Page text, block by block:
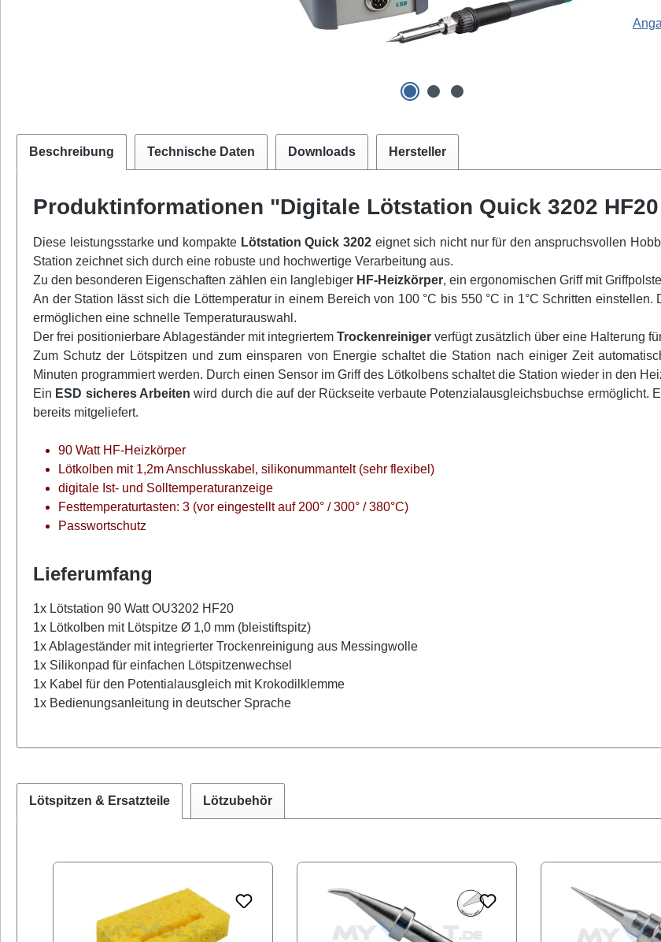
Beschreibung Technische Daten Downloads Hersteller
Produktinformationen "Digitale Lötstation Quick 3202 HF20
Diese leistungsstarke und kompakte Lötstation Quick 3202eignet sich nicht nur für den anspruchsvollen
Station zeichnet sich durch eine robuste und hochwertige Verarbeitung aus.
Zu den besonderen Eigenschaften zählen ein langlebiger HF-Heizkörper, ein ergonomischen Griff mit
An der Station lässt sich die Löttemperatur in einem Bereich von 100 °C bis 550 °C in 1°C Schritten einstellen.
ermöglichen eine schnelle Temperaturauswahl.
Der frei positionierbare Ablageständer mit integriertem Trockenreiniger verfügt zusätzlich über eine Halterung
Zum Schutz der Lötspitzen und zum einsparen von Energie schaltet die Station nach einiger Zeit
Minuten programmiert werden. Durch einen Sensor im Griff des Lötkolbens schaltet die Station wieder in den
Ein ESD sicheres Arbeiten wird durch die auf der Rückseite verbaute Potenzialausgleichsbuchse ermöglicht.
bereits mitgeliefert.
90 Watt HF-Heizkörper
Lötkolben mit 1,2m Anschlusskabel, silikonummantelt (sehr flexibel)
digitale Ist- und Solltemperaturanzeige
Festtemperaturtasten: 3 (vor eingestellt auf 200° / 300° / 380°C)
Passwortschutz
Lieferumfang
1x Lötstation 90 Watt OU3202 HF20
1x Lötkolben mit Lötspitze Ø 1,0 mm (bleistiftspitz)
1x Ablageständer mit integrierter Trockenreinigung aus Messingwolle
1x Silikonpad für einfachen Lötspitzenwechsel
1x Kabel für den Potentialausgleich mit Krokodilklemme
1x Bedienungsanleitung in deutscher Sprache
Lötspitzen & Ersatzteile Lötzubehör